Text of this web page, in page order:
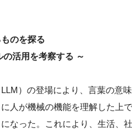
ものを探る
の活用を考察する ～
）の登場により、言葉の意
人が機械の機能を理解した上
なった。これにより、生活、